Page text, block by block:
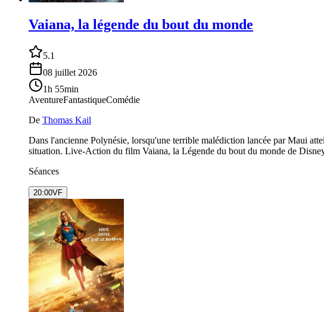
Vaiana, la légende du bout du monde
5.1
08 juillet 2026
1h 55min
AventureFantastiqueComédie
De Thomas Kail
Dans l'ancienne Polynésie, lorsqu'une terrible malédiction lancée par Maui
situation. Live-Action du film Vaiana, la Légende du bout du monde de
Séances
20:00VF